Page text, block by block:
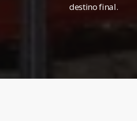
destino final.